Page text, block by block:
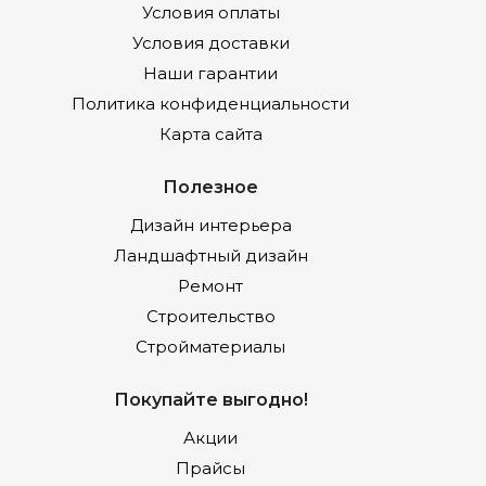
Условия оплаты
Условия доставки
Наши гарантии
Политика конфиденциальности
Карта сайта
Полезное
Дизайн интерьера
Ландшафтный дизайн
Ремонт
Строительство
Стройматериалы
Покупайте выгодно!
Акции
Прайсы